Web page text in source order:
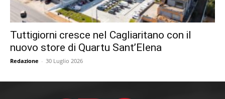
Tuttigiorni cresce nel Cagliaritano con il
nuovo store di Quartu Sant’Elena
Redazione - 30 Luglio 2026